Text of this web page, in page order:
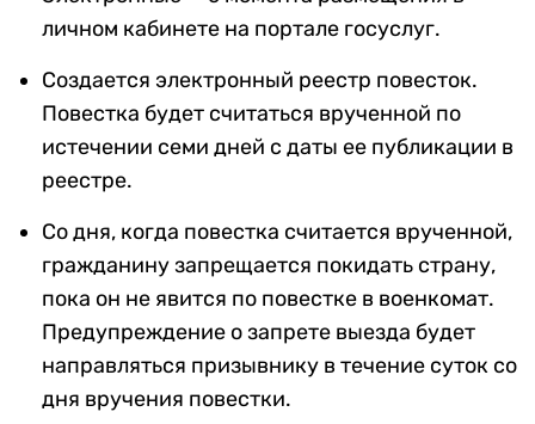
личном кабинете на портале госуслуг.
Создается электронный реестр повесток.
Повестка будет считаться врученной по
истечении семи дней с даты ее публикации в
реестре.
Со дня, когда повестка считается врученной,
гражданину запрещается покидать страну,
пока он не явится по повестке в военкомат.
Предупреждение о запрете выезда будет
направляться призывнику в течение суток со
дня вручения повестки.